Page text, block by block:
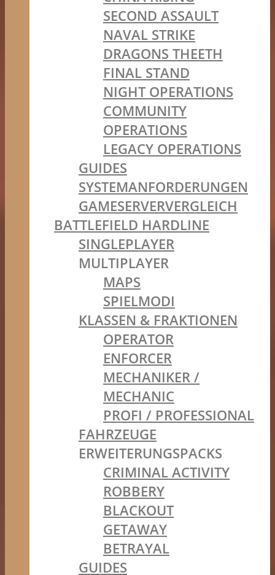
SECOND ASSAULT
NAVAL STRIKE
DRAGONS THEETH
FINAL STAND
NIGHT OPERATIONS
COMMUNITY
OPERATIONS
LEGACY OPERATIONS
GUIDES
SYSTEMANFORDERUNGEN
GAMESERVERVERGLEICH
BATTLEFIELD HARDLINE
SINGLEPLAYER
MULTIPLAYER
MAPS
SPIELMODI
KLASSEN & FRAKTIONEN
OPERATOR
ENFORCER
MECHANIKER /
MECHANIC
PROFI / PROFESSIONAL
FAHRZEUGE
ERWEITERUNGSPACKS
CRIMINAL ACTIVITY
ROBBERY
BLACKOUT
GETAWAY
BETRAYAL
GUIDES